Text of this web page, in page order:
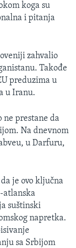
koga su
i pitanja
zahvalio
Takođe
preduzima u
u Iranu.
ne prestane da
Na dnevnom
u Darfuru,
je ovo ključna
atlanska
suštinski
napretka.
sa Srbijom